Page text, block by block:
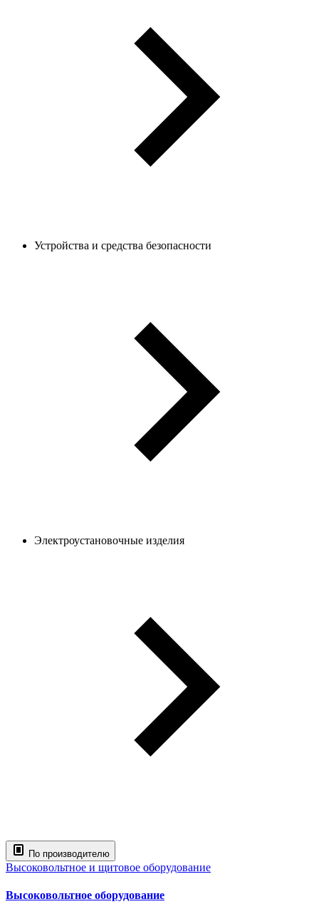
Устройства и средства безопасности
Электроустановочные изделия
По производителю
Высоковольтное и щитовое оборудование
Высоковольтное оборудование